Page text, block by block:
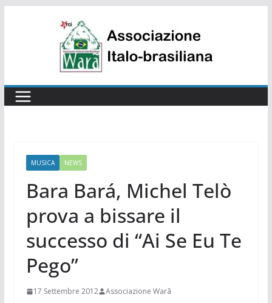
MUSICA NEWS
Bara Bará, Michel Telò
prova a bissare il
successo di “Ai Se Eu Te
Pego”
17 Settembre 2012 Associazione Warã